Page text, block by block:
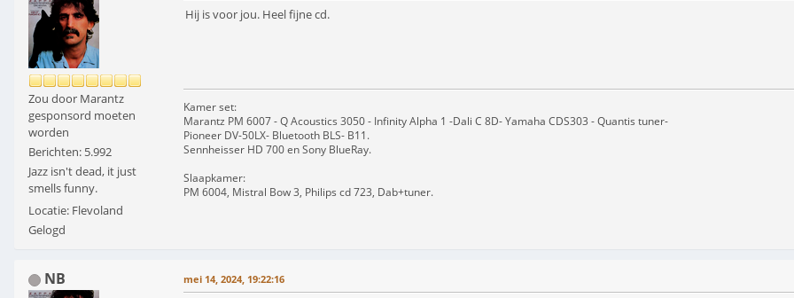
Zou door Marantz
gesponsord moeten
worden
Berichten: 5.992
Jazz isn't dead, it just
smells funny.
Locatie: Flevoland
Gelogd
Hij is voor jou. Heel fijne cd.
Kamer set:
Marantz PM 6007 - Q Acoustics 3050 - Infinity Alpha 1 -Dali C 8D- Yamaha CDS303 - Quantis tuner-
Pioneer DV-50LX- Bluetooth BLS- B11.
Sennheisser HD 700 en Sony BlueRay.
Slaapkamer:
PM 6004, Mistral Bow 3, Philips cd 723, Dab+tuner.
NB mei 14, 2024, 19:22:16